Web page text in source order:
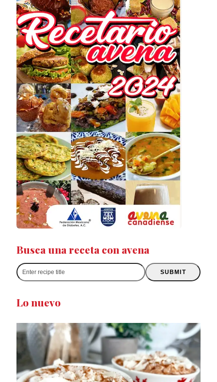
Busca una receta con avena
Enter
recipe
SUBMIT
Lo nuevo